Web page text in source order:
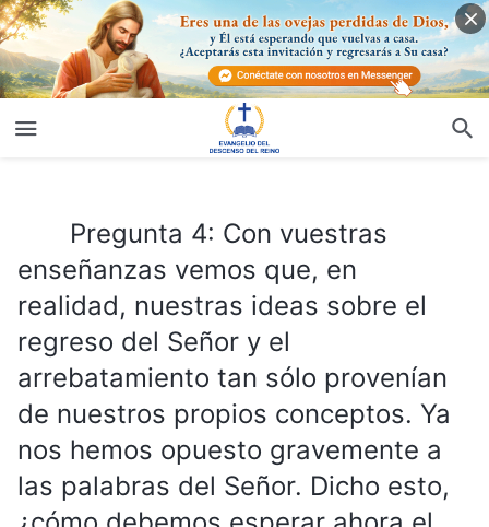
Pregunta 4: Con vuestras
enseñanzas vemos que, en
realidad, nuestras ideas sobre el
regreso del Señor y el
arrebatamiento tan sólo provenían
de nuestros propios conceptos. Ya
nos hemos opuesto gravemente a
las palabras del Señor. Dicho esto,